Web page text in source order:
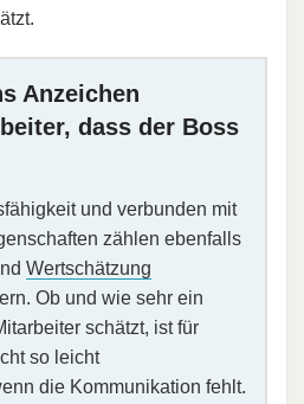
Anzeichen
dass der Boss
und verbunden mit
zählen ebenfalls
Wertschätzung
Ob und wie sehr ein
schätzt, ist für
so leicht
die Kommunikation fehlt.